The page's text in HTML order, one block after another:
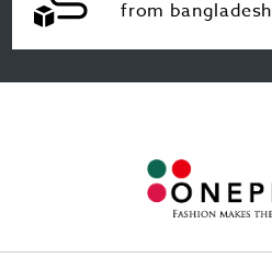
from bangladesh